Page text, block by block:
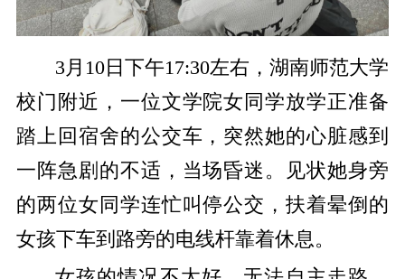
3月10日下午17:30左右，湖南师范大学
校门附近，一位文学院女同学放学正准备
踏上回宿舍的公交车，突然她的心脏感到
一阵急剧的不适，当场昏迷。见状她身旁
的两位女同学连忙叫停公交，扶着晕倒的
女孩下车到路旁的电线杆靠着休息。